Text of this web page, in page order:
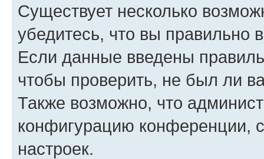
Существует несколько
убедитесь, что вы правильно
Если данные введены
чтобы проверить, не был ли
Также возможно, что
конфигурацию конференции,
настроек.